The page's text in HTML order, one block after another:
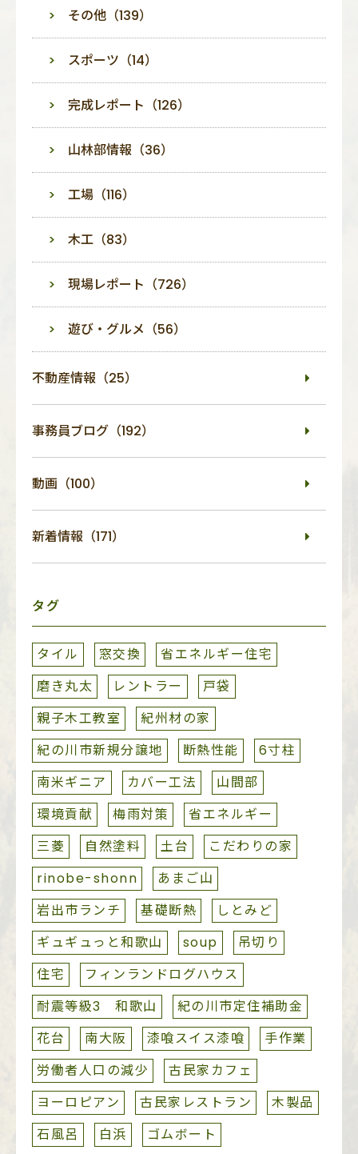
その他（139）
スポーツ（14）
完成レポート（126）
山林部情報（36）
工場（116）
木工（83）
現場レポート（726）
遊び・グルメ（56）
不動産情報（25）
事務員ブログ（192）
動画（100）
新着情報（171）
タグ
タイル 窓交換
省エネルギー住宅
磨き丸太
レントラー
戸袋
親子木工教室
紀州材の家
紀の川市新規分譲地
断熱性能
6寸柱
南米ギニア
カバー工法
山間部
環境貢献
梅雨対策
省エネルギー
三菱
自然塗料 土台
こだわりの家
rinobe-shonn
あまご山
岩出市ランチ
基礎断熱
しとみど
ギュギュっと和歌山
soup
吊切り
住宅
フィンランドログハウス
耐震等級3 和歌山
紀の川市定住補助金
花台
南大阪 漆喰スイス漆喰
手作業
労働者人口の減少
古民家カフェ
ヨーロピアン
古民家レストラン
木製品
石風呂
白浜 ゴムボート